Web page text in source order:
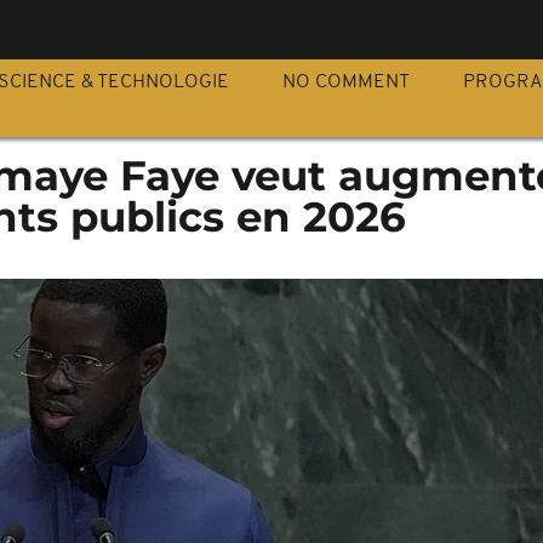
SCIENCE & TECHNOLOGIE NO COMMENT
Faye veut
publics en 2026